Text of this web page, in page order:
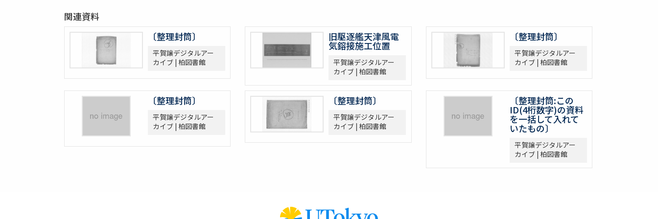
関連資料
〔整理封筒〕
平賀譲デジタルアー
カイブ | 柏図書館
旧駆逐艦天津風電
気鎔接施工位置
平賀譲デジタルアー
カイブ | 柏図書館
〔整理封筒〕
平賀譲デジタルアー
カイブ | 柏図書館
〔整理封筒〕
平賀譲デジタルアー
カイブ | 柏図書館
〔整理封筒〕
平賀譲デジタルアー
カイブ | 柏図書館
〔整理封筒:この
ID(4桁数字)の資料
を一括して入れて
いたもの〕
平賀譲デジタルアー
カイブ | 柏図書館